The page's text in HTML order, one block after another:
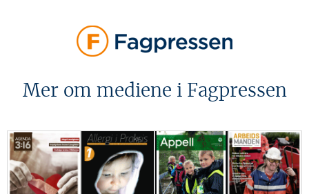
Mer om mediene i Fagpressen